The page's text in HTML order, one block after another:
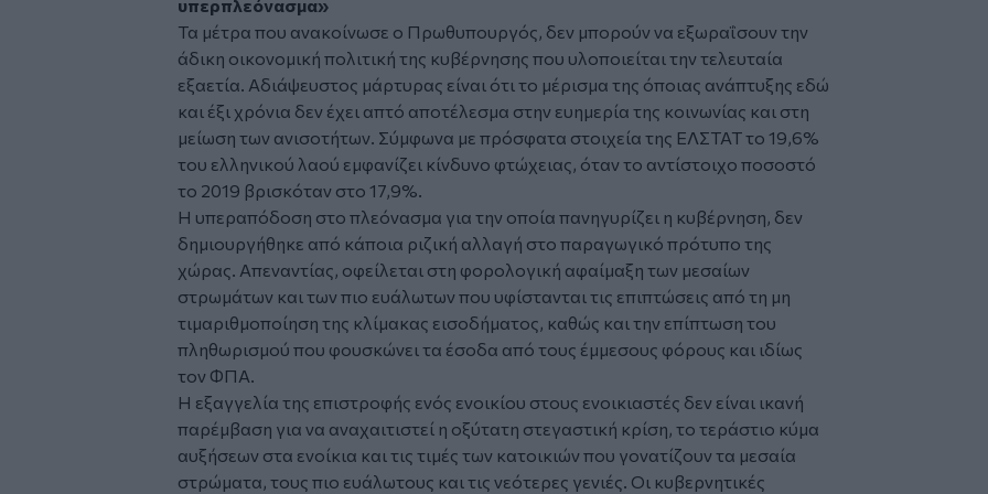
υπερπλεόνασμα»
Τα μέτρα που ανακοίνωσε ο Πρωθυπουργός, δεν μπορούν να εξωραΐσουν την
άδικη οικονομική πολιτική της κυβέρνησης που υλοποιείται την τελευταία
εξαετία. Αδιάψευστος μάρτυρας είναι ότι το μέρισμα της όποιας ανάπτυξης εδώ
και έξι χρόνια δεν έχει απτό αποτέλεσμα στην ευημερία της κοινωνίας και στη
μείωση των ανισοτήτων. Σύμφωνα με πρόσφατα στοιχεία της ΕΛΣΤΑΤ το 19,6%
του ελληνικού λαού εμφανίζει κίνδυνο φτώχειας, όταν το αντίστοιχο ποσοστό
το 2019 βρισκόταν στο 17,9%.
Η υπεραπόδοση στο πλεόνασμα για την οποία πανηγυρίζει η κυβέρνηση, δεν
δημιουργήθηκε από κάποια ριζική αλλαγή στο παραγωγικό πρότυπο της
χώρας. Απεναντίας, οφείλεται στη φορολογική αφαίμαξη των μεσαίων
στρωμάτων και των πιο ευάλωτων που υφίστανται τις επιπτώσεις από τη μη
τιμαριθμοποίηση της κλίμακας εισοδήματος, καθώς και την επίπτωση του
πληθωρισμού που φουσκώνει τα έσοδα από τους έμμεσους φόρους και ιδίως
τον ΦΠΑ.
Η εξαγγελία της επιστροφής ενός ενοικίου στους ενοικιαστές δεν είναι ικανή
παρέμβαση για να αναχαιτιστεί η οξύτατη στεγαστική κρίση, το τεράστιο κύμα
αυξήσεων στα ενοίκια και τις τιμές των κατοικιών που γονατίζουν τα μεσαία
στρώματα, τους πιο ευάλωτους και τις νεότερες γενιές. Οι κυβερνητικές